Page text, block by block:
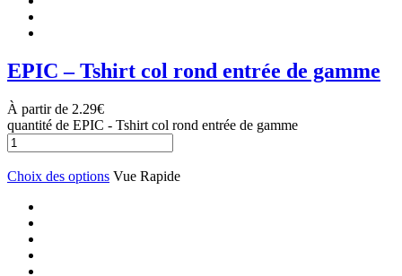
EPIC – Tshirt col rond entrée de gamme
À partir de 2.29€
quantité de EPIC - Tshirt col rond entrée de gamme
Choix des options Vue Rapide